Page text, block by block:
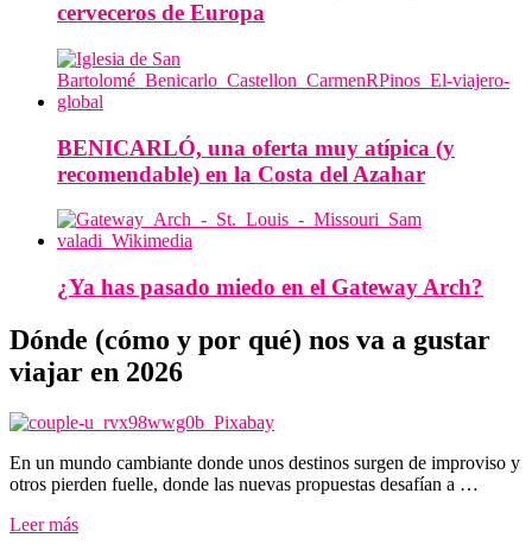
cerveceros de Europa
BENICARLÓ, una oferta muy atípica (y
recomendable) en la Costa del Azahar
¿Ya has pasado miedo en el Gateway Arch?
Dónde (cómo y por qué) nos va a gustar
viajar en 2026
En un mundo cambiante donde unos destinos surgen de improviso y
otros pierden fuelle, donde las nuevas propuestas desafían a …
Leer más